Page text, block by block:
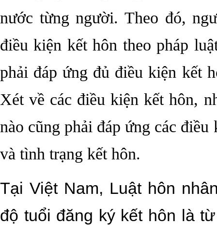
nước từng người. Theo đó,
điều kiện kết hôn theo pháp
phải đáp ứng đủ điều kiện kết
Xét về các điều kiện kết hôn,
nào cũng phải đáp ứng các
và tình trạng kết hôn.
Tại Việt Nam, Luật hôn
độ tuổi đăng ký kết hôn là